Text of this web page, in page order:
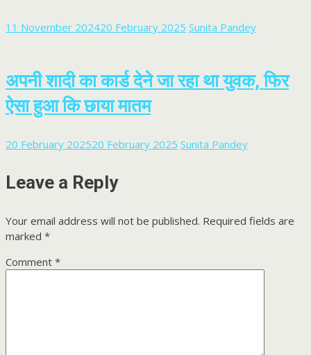
11 November 202420 February 2025 Sunita Pandey
अपनी शादी का कार्ड देने जा रहा था युवक, फिर
ऐसा हुआ कि छाया मातम
20 February 202520 February 2025 Sunita Pandey
Leave a Reply
Your email address will not be published. Required fields are
marked *
Comment *